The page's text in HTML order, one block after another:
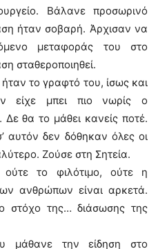
Βάλανε προσωρινό
ήταν σοβαρή. Άρχισαν να
μεταφοράς του στο
σταθεροποιηθεί.
το γραφτό του, ίσως και
είχε μπει πιο νωρίς ο
Δε θα το μάθει κανείς ποτέ.
αυτόν δεν δόθηκαν όλες οι
Ζούσε στη Σητεία.
το φιλότιμο, ούτε η
ανθρώπων είναι αρκετά.
στόχο της… διάσωσης της
μάθανε την είδηση στο